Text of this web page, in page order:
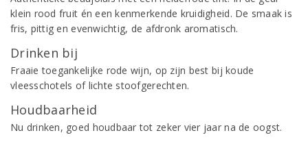
klein rood fruit én een kenmerkende kruidigheid. De smaak is
fris, pittig en evenwichtig, de afdronk aromatisch.
Drinken bij
Fraaie toegankelijke rode wijn, op zijn best bij koude
vleesschotels of lichte stoofgerechten.
Houdbaarheid
Nu drinken, goed houdbaar tot zeker vier jaar na de oogst.